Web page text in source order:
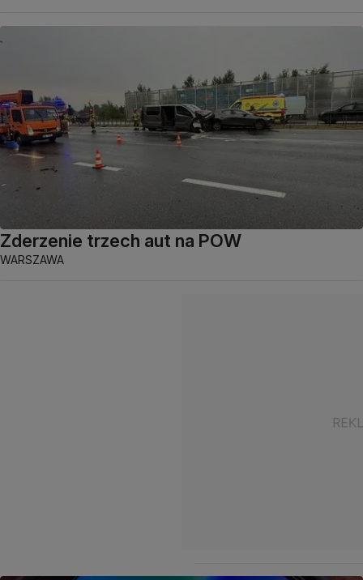
Zderzenie trzech aut na POW
WARSZAWA